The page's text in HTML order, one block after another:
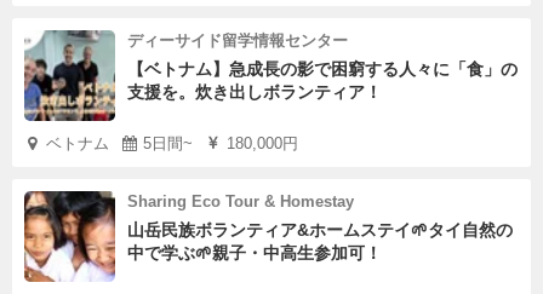
ディーサイド留学情報センター
【ベトナム】急成長の影で困窮する人々に「食」の
支援を。炊き出しボランティア！
ベトナム 5日間~ 180,000円
Sharing Eco Tour & Homestay
山岳民族ボランティア&ホームステイ🌱タイ自然の
中で学ぶ🌱親子・中高生参加可！